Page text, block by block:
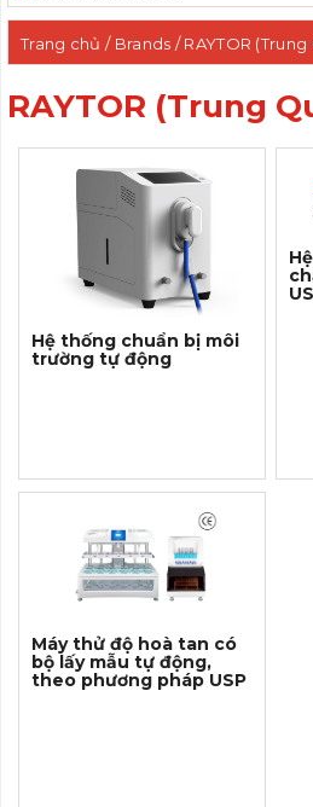
Trang chủ / Brands / RAYTOR (Trung
RAYTOR (Trung
Hệ thống chuẩn bị môi
trường tự động
Máy thử độ hoà tan có
bộ lấy mẫu tự động,
theo phương pháp USP